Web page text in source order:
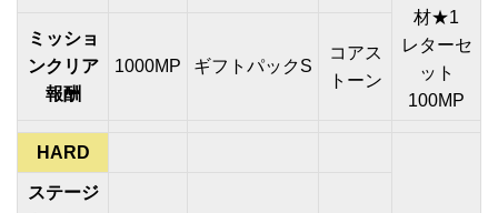
材★1
レターセ
ット
100MP
ミッショ
ンクリア
報酬
1000MP ギフトパックS
コアス
トーン
HARD
ステージ